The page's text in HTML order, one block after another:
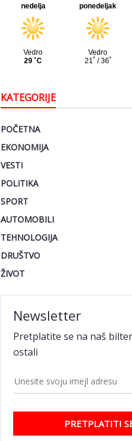
KATEGORIJE
POČETNA
EKONOMIJA
VESTI
POLITIKA
SPORT
AUTOMOBILI
TEHNOLOGIJA
DRUŠTVO
ŽIVOT
Newsletter
Pretplatite se na naš
ostali
PRETPLATITI